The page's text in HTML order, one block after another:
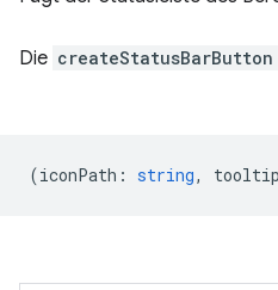
Die createStatusBarButton
(iconPath : string,